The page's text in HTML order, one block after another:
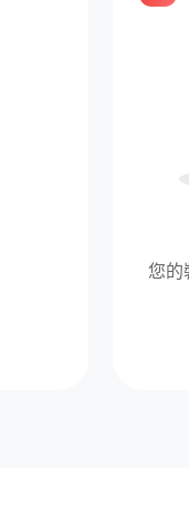
您的